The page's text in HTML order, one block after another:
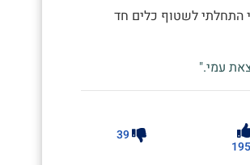
התחלתי לשטוף כלים חד
עמי."
39